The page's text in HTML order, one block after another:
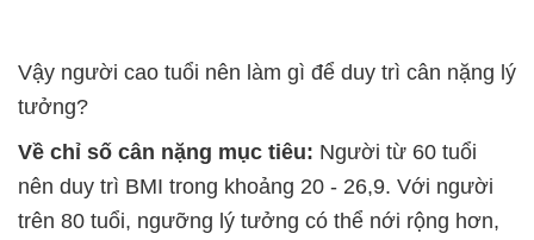
Vậy người cao tuổi nên làm gì để duy trì cân nặng lý
tưởng?
Về chỉ số cân nặng mục tiêu: Người từ 60 tuổi
nên duy trì BMI trong khoảng 20 - 26,9. Với người
trên 80 tuổi, ngưỡng lý tưởng có thể nới rộng hơn,